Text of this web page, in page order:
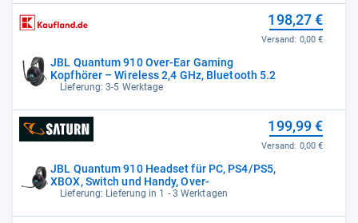
JBL Quantum 910 Over-Ear Gaming
Kopfhörer – Wireless 2,4 GHz, Bluetooth 5.2
Lieferung: 3-5 Werktage
198,27 €
Versand: 0,00 €
JBL Quantum 910 Headset für PC, PS4/PS5,
XBOX, Switch und Handy, Over-
Lieferung: Lieferung in 1 - 3 Werktagen
199,99 €
Versand: 0,00 €